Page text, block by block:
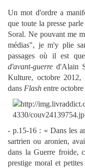
Un mot d'ordre a
que toute la presse
Soral. Ne pouvant me
médias", je m'y plie
passages où il est
d'avant-guerre d'Alain
Kulture, octobre 2012,
dans Flash entre
- p.15-16 : « Dans les
sartrien ou aronien,
dans la Guerre froide,
prestige moral et